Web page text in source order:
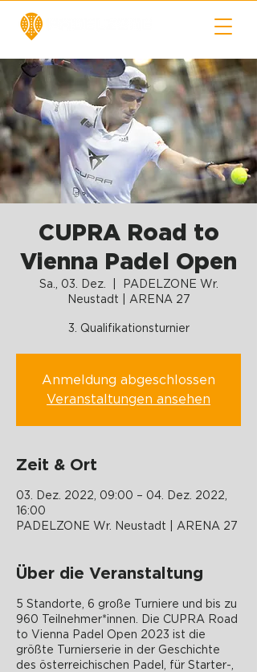
CUPRA Road to
Vienna Padel Open
Sa., 03. Dez.
PADELZONE Wr.
Neustadt | ARENA 27
3. Qualifikationsturnier
Anmeldung abgeschlossen
Veranstaltungen ansehen
Zeit & Ort
03. Dez. 2022, 09:00 – 04. Dez. 2022,
16:00
PADELZONE Wr. Neustadt | ARENA 27
Über die Veranstaltung
5 Standorte, 6 große Turniere und bis zu
960 Teilnehmer*innen. Die CUPRA Road
to Vienna Padel Open 2023 ist die
größte Turnierserie in der Geschichte
des österreichischen Padel, für Starter-,